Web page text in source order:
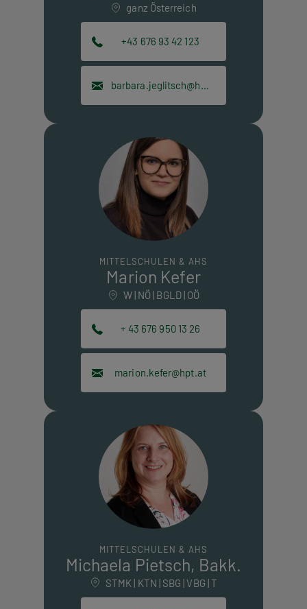
ganz Österreich
+43 676 93 42 123
barbara.jeglitsch@hpt.at
MITTELSCHULEN & AHS
Marion Kefer
W | NÖ | BGLD | OÖ
+ 43 676 950 13 26
marion.kefer@hpt.at
MITTELSCHULEN & AHS
Michaela Pietsch, Bakk.
STMK | KTN | SBG | VBG | T